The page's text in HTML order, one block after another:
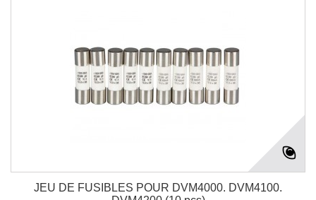
JEU DE FUSIBLES POUR DVM4000. DVM4100.